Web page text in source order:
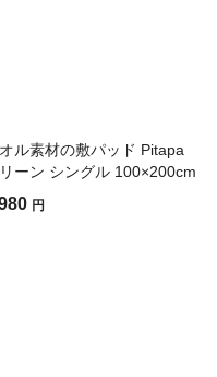
ル素材の敷パッド Pitapa
ーン シングル 100×200cm
円